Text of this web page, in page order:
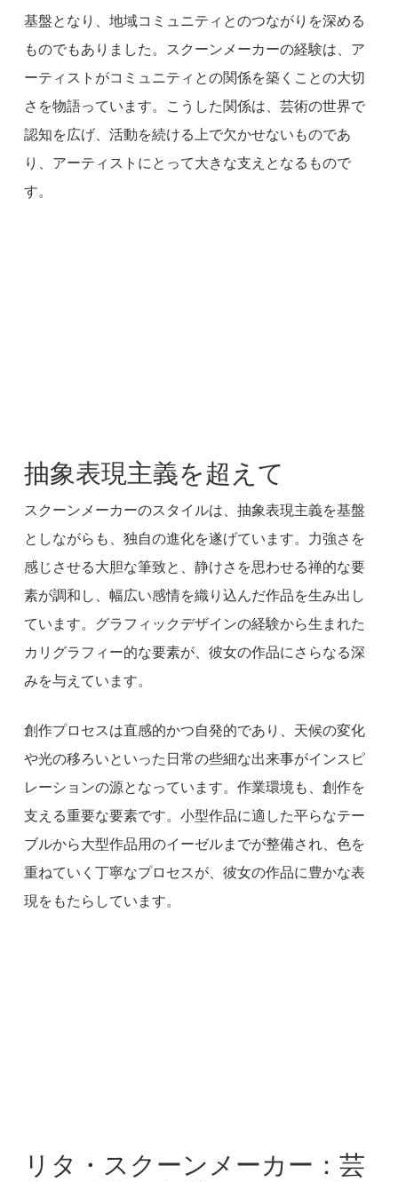
基盤となり、地域コミュニティとのつながりを深める
ものでもありました。スクーンメーカーの経験は、ア
ーティストがコミュニティとの関係を築くことの大切
さを物語っています。こうした関係は、芸術の世界で
認知を広げ、活動を続ける上で欠かせないものであ
り、アーティストにとって大きな支えとなるもので
す。
抽象表現主義を超えて
スクーンメーカーのスタイルは、抽象表現主義を基盤
としながらも、独自の進化を遂げています。力強さを
感じさせる大胆な筆致と、静けさを思わせる禅的な要
素が調和し、幅広い感情を織り込んだ作品を生み出し
ています。グラフィックデザインの経験から生まれた
カリグラフィー的な要素が、彼女の作品にさらなる深
みを与えています。
創作プロセスは直感的かつ自発的であり、天候の変化
や光の移ろいといった日常の些細な出来事がインスピ
レーションの源となっています。作業環境も、創作を
支える重要な要素です。小型作品に適した平らなテー
ブルから大型作品用のイーゼルまでが整備され、色を
重ねていく丁寧なプロセスが、彼女の作品に豊かな表
現をもたらしています。
リタ・スクーンメーカー：芸